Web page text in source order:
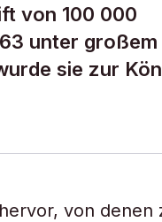
von 100 000
unter
sie zur
von denen